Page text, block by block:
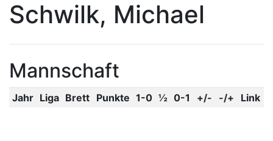
Schwilk, Michael
Mannschaft
Jahr Liga Brett Punkte 1-0 ½ 0-1 +/- -/+ Link